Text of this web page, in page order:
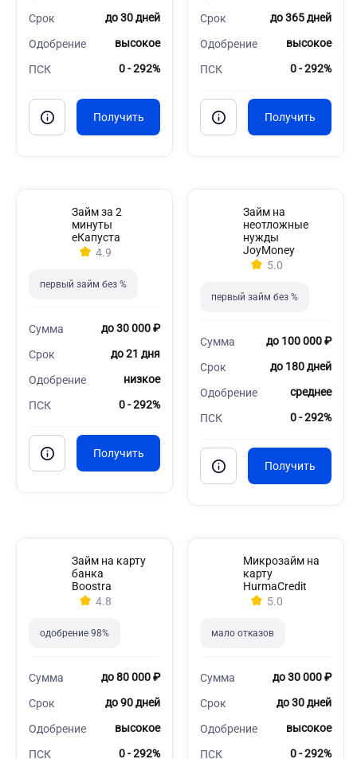
Срок до 30 дней
Одобрение высокое
ПСК 0 - 292%
Срок до 365 дней
Одобрение высокое
ПСК 0 - 292%
Займ за 2
минуты
еКапуста
4.9
первый займ без %
Сумма до 30 000 ₽
Срок до 21 дня
Одобрение низкое
ПСК 0 - 292%
Займ на
неотложные
нужды
JoyMoney
5.0
первый займ без %
Сумма до 100 000 ₽
Срок до 180 дней
Одобрение среднее
ПСК 0 - 292%
Займ на карту
банка
Boostra
4.8
одобрение 98%
Сумма до 80 000 ₽
Срок до 90 дней
Одобрение высокое
ПСК 0 - 292%
Микрозайм на
карту
HurmaCredit
5.0
мало отказов
Сумма до 30 000 ₽
Срок до 30 дней
Одобрение высокое
ПСК 0 - 292%